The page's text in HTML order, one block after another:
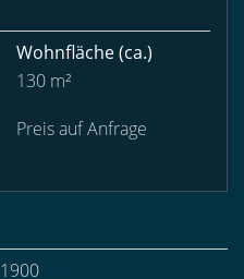
Wohnfläche(ca.)
130 m²
Preis auf Anfrage
1900